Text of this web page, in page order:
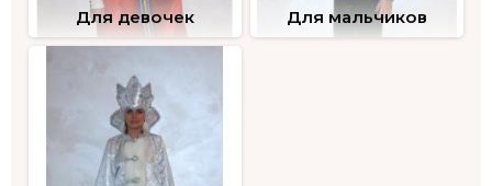
Для девочек Для мальчиков